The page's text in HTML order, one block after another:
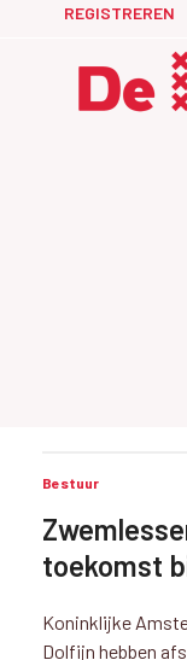
REGISTREREN
Bestuur
toekomst
Koninklijke
Dolfijn hebben